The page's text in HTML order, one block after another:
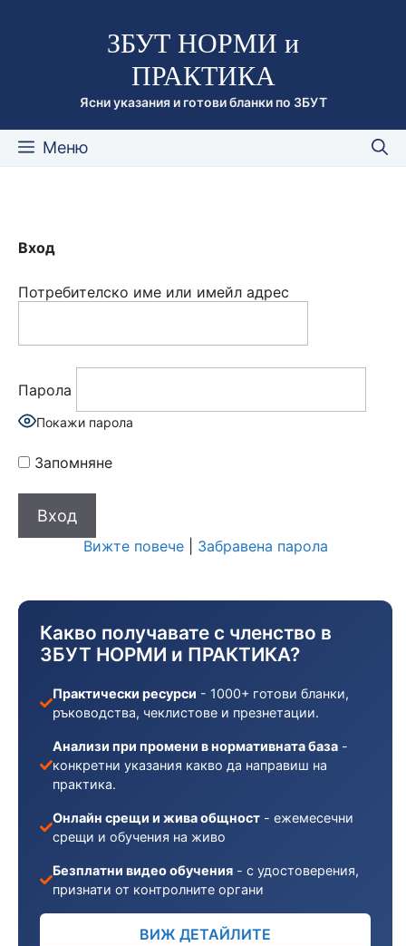
съдържаниетоЗБУТ НОРМИ и
ПРАКТИКА
Ясни указания и готови бланки по ЗБУТ
Меню
Вход
Потребителско име или имейл адрес
Парола
Покажи парола
Запомняне
Вижте повече| Забравена парола
Какво получавате с членство в
ЗБУТ НОРМИ и ПРАКТИКА?
Практически ресурси - 1000+ готови бланки,
ръководства, чеклистове и презнетации.
Анализи при промени в нормативната база -
конкретни указания какво да направиш на
практика.
Онлайн срещи и жива общност - ежемесечни
срещи и обучения на живо
Безплатни видео обучения - с удостоверения,
признати от контролните органи
ВИЖ ДЕТАЙЛИТЕ